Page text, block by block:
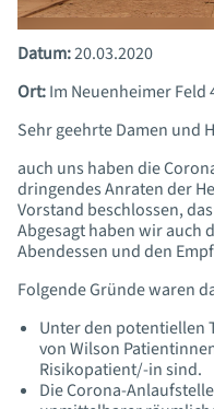
Datum:20.03.2020
Ort:Im Neuenheimer Feld
Sehr geehrte Damen und
auch uns haben die
dringendes Anraten der
Vorstand beschlossen,
Abgesagt haben wir auch
Abendessen und den
Folgende Gründe waren
Unter den potentiellen
von Wilson
Risikopatient/-in sind.
Die Corona-